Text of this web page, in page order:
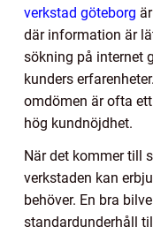
verkstad göteborg
där information är
sökning på internet
kunders
omdömen är ofta
hög kundnöjdhet.
När det kommer till
verkstaden kan
behöver. En bra
standardunderhåll